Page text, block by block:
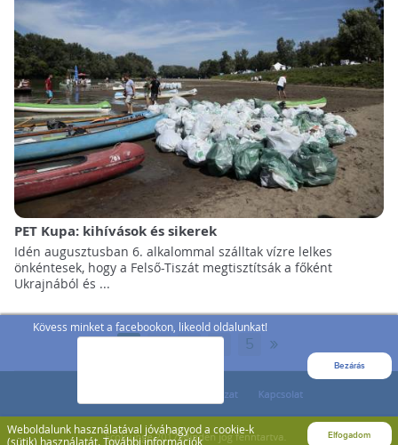
Kövess minket a facebookon, likeold oldalunkat!
Bezárás
Weboldalunk használatával jóváhagyod a cookie-k
(sütik) használatát.További információk Elfogadom
PET Kupa: kihívások és sikerek
Idén augusztusban 6. alkalommal szálltak vízre lelkes
önkéntesek, hogy a Felső-Tiszát megtisztítsák a főként
Ukrajnából és ...
... 5 »